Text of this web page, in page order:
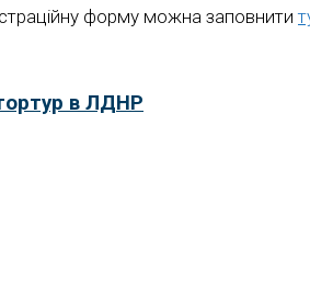
форму можна заповнити
в ЛДНР